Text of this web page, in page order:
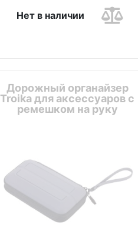
Нет в наличии
Дорожный органайзер
Troika для аксессуаров с
ремешком на руку